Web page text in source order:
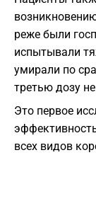
реже были
испытывали
умирали по
третью дозу
Это первое
всех видов